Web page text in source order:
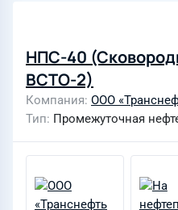
НПС-40
ВСТО-2)
Компания ООО
Тип Промежуточная